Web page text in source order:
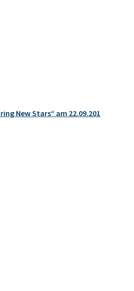
New Stars“ am 22.09.201